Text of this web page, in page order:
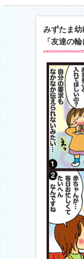
みずたま幼
「友達の